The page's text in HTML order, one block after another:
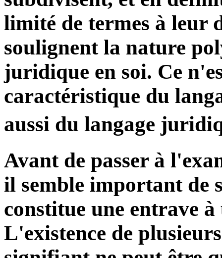
limité de termes à leur
soulignent la nature
juridique en soi. Ce
caractéristique du
aussi du langage
Avant de passer à
il semble important de
constitue une entrave
L'existence de